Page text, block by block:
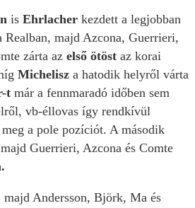
is Ehrlacher kezdett a legjobban
Realban, majd Azcona, Guerrieri,
zárta az első ötöst az korai
Michelisz a hatodik helyről várta
t már a fennmaradó időben sem
vb-éllovas így rendkívül
meg a pole pozíciót. A második
Guerrieri, Azcona és Comte
Andersson, Björk, Ma és